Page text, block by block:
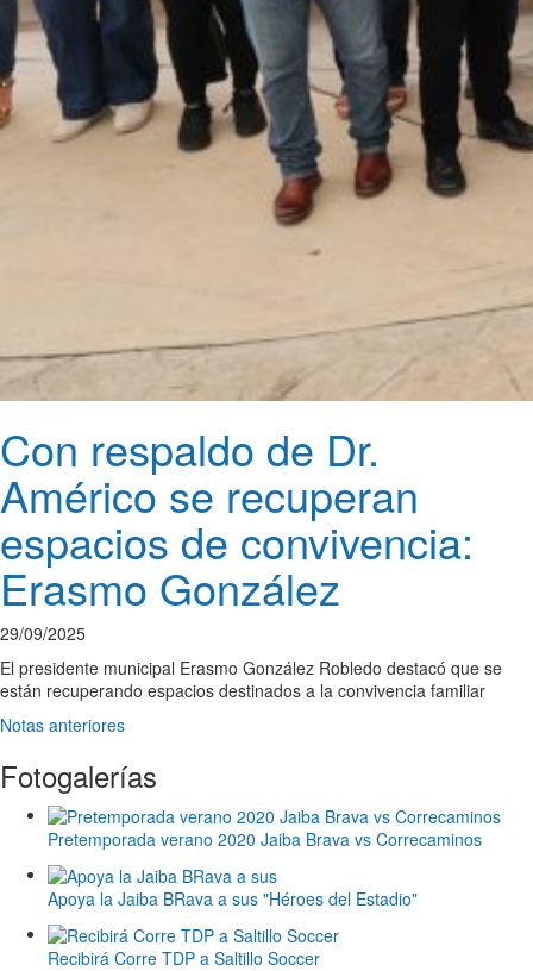
Con respaldo de Dr.
Américo se recuperan
espacios de convivencia:
Erasmo González
29/09/2025
El presidente municipal Erasmo González Robledo destacó que se
están recuperando espacios destinados a la convivencia familiar
Notas anteriores
Fotogalerías
Pretemporada verano 2020 Jaiba Brava vs Correcaminos
Apoya la Jaiba BRava a sus "Héroes del Estadio"
Recibirá Corre TDP a Saltillo Soccer